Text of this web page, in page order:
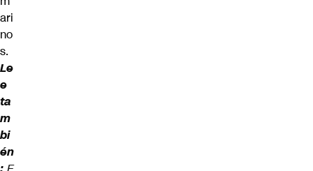
ari
no
s.
Le
e
ta
m
bi
én